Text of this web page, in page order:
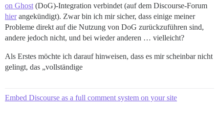
on Ghost (DoG)-Integration verbindet (auf dem Discourse-Forum
hierangekündigt). Zwar bin ich mir sicher, dass einige meiner
Probleme direkt auf die Nutzung von DoG zurückzuführen sind,
andere jedoch nicht, und bei wieder anderen … vielleicht?
Als Erstes möchte ich darauf hinweisen, dass es mir scheinbar nicht
gelingt, das „vollständige
Embed Discourse as a full comment system on your site